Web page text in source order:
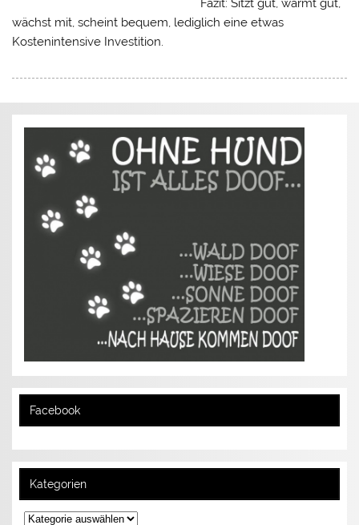
Fazit: Sitzt gut, wärmt gut,
wächst mit, scheint bequem, lediglich eine etwas
Kostenintensive Investition.
Facebook
Kategorien
Kategorien